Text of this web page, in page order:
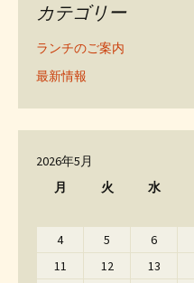
カテゴリー
ランチのご案内
最新情報
2026年5月
月
火 水
4
5 6
11
12 13